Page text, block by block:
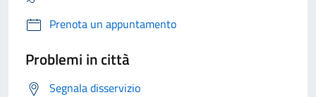
Prenota un appuntamento
Problemi in città
Segnala disservizio